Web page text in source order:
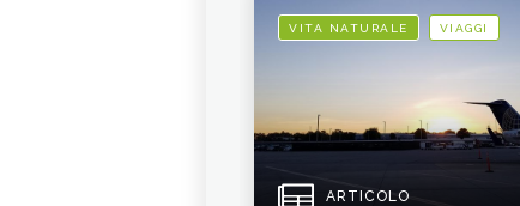
VITA NATURALE VIAGGI
ARTICOLO